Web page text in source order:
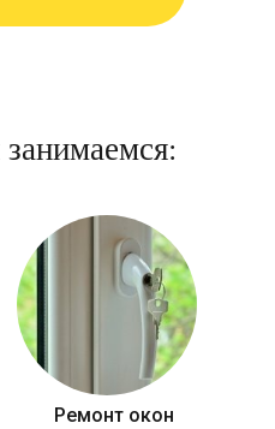
Ремонт окон